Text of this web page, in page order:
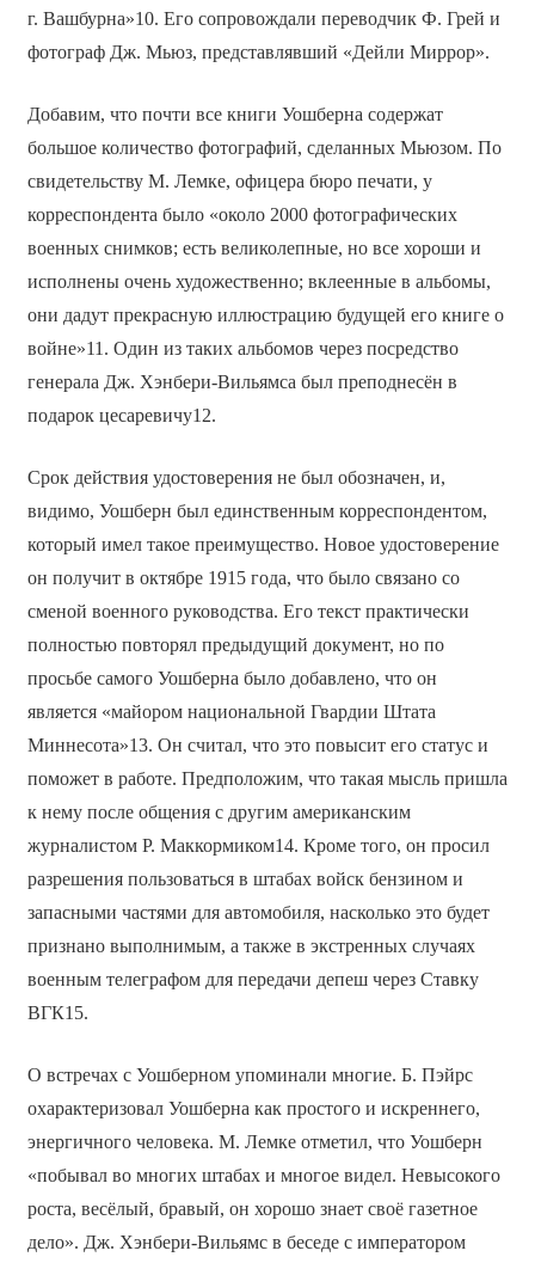
г. Вашбурна»10. Его сопровождали переводчик Ф. Грей и
фотограф Дж. Мьюз, представлявший «Дейли Миррор».
Добавим, что почти все книги Уошберна содержат
большое количество фотографий, сделанных Мьюзом. По
свидетельству М. Лемке, офицера бюро печати, у
корреспондента было «около 2000 фотографических
военных снимков; есть великолепные, но все хороши и
исполнены очень художественно; вклеенные в альбомы,
они дадут прекрасную иллюстрацию будущей его книге о
войне»11. Один из таких альбомов через посредство
генерала Дж. Хэнбери-Вильямса был преподнесён в
подарок цесаревичу12.
Срок действия удостоверения не был обозначен, и,
видимо, Уошберн был единственным корреспондентом,
который имел такое преимущество. Новое удостоверение
он получит в октябре 1915 года, что было связано со
сменой военного руководства. Его текст практически
полностью повторял предыдущий документ, но по
просьбе самого Уошберна было добавлено, что он
является «майором национальной Гвардии Штата
Миннесота»13. Он считал, что это повысит его статус и
поможет в работе. Предположим, что такая мысль пришла
к нему после общения с другим американским
журналистом Р. Маккормиком14. Кроме того, он просил
разрешения пользоваться в штабах войск бензином и
запасными частями для автомобиля, насколько это будет
признано выполнимым, а также в экстренных случаях
военным телеграфом для передачи депеш через Ставку
ВГК15.
О встречах с Уошберном упоминали многие. Б. Пэйрс
охарактеризовал Уошберна как простого и искреннего,
энергичного человека. М. Лемке отметил, что Уошберн
«побывал во многих штабах и многое видел. Невысокого
роста, весёлый, бравый, он хорошо знает своё газетное
дело». Дж. Хэнбери-Вильямс в беседе с императором